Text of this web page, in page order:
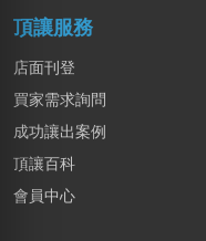
新北市｜預算 10萬~30
頂讓服務
店面刊登
買家需求詢問
成功讓出案例
頂讓百科
會員中心